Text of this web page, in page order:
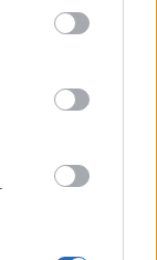
may click to
party tags to
below Google